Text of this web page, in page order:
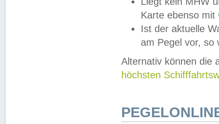
Karte ebenso mit
Ist der aktuelle
am Pegel vor,
Alternativ können die
höchsten